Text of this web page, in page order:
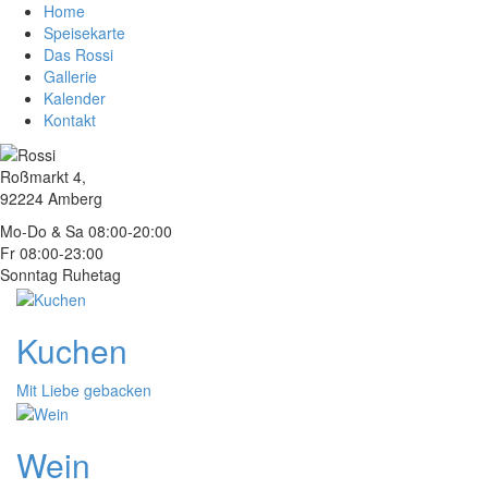
Home
Speisekarte
Das Rossi
Gallerie
Kalender
Kontakt
Roßmarkt 4,
92224 Amberg
Mo-Do & Sa 08:00-20:00
Fr 08:00-23:00
Sonntag Ruhetag
Kuchen
Mit Liebe gebacken
Wein